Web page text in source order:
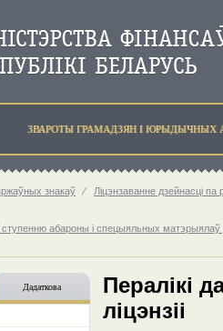
ЗВАРОТЫ ГРАМАДЗЯН I ЮРЫДЫЧНЫХ
знакаў ⁄ Ліцэнзаванне дзейнасці
абароны і спецыяльных матэрыялаў
Дадаткова
Пералікі
ліцэнзіі